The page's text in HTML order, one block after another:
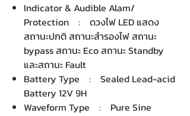
Indicator & Audible Alam/
Protection : ดวงไฟ LED แสดง
สถานะปกติ สถานะสำรองไฟ สถานะ
bypass สถานะ Eco สถานะ Standby
และสถานะ Fault
Battery Type : Sealed Lead-acid
Battery 12V 9H
Waveform Type : Pure Sine